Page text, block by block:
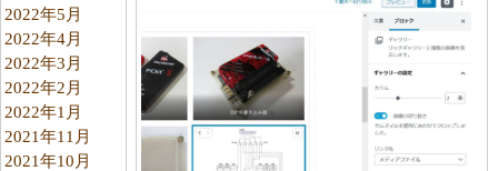
2022年5月
2022年4月
2022年3月
2022年2月
2022年1月
2021年11月
2021年10月